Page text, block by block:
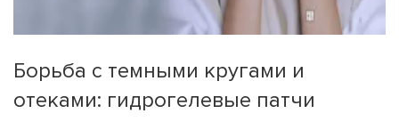
Борьба с темными кругами и
отеками: гидрогелевые патчи